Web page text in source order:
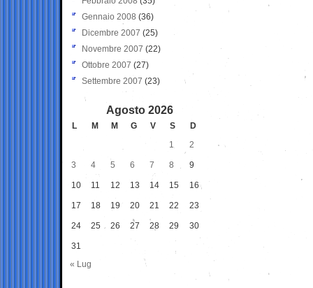
Gennaio 2008 (36)
Dicembre 2007 (25)
Novembre 2007 (22)
Ottobre 2007 (27)
Settembre 2007 (23)
Agosto 2026
L M M G V S
D
1
2
3 4 5 6 7 8 9
10 11 12 13 14 15 16
17 18 19 20 21 22 23
24 25 26 27 28 29 30
31
« Lug